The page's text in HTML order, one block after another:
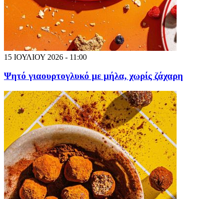
15 ΙΟΥΛΙΟΥ 2026 - 11:00
Ψητό γιαουρτογλυκό με μήλα, χωρίς ζάχαρη